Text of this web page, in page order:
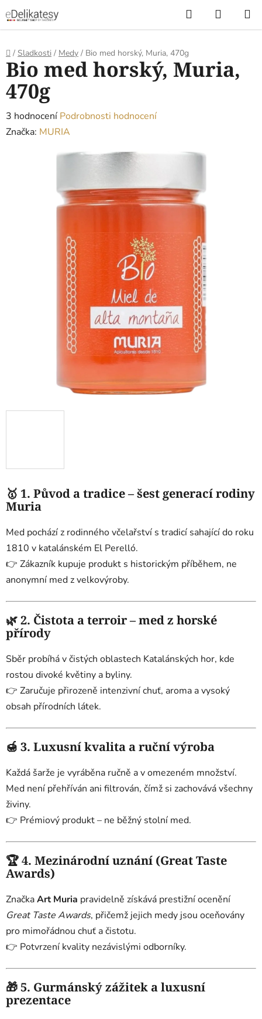
na
obsah
Hledat
KOŠÍK
Domů
/ Sladkosti / Medy / Bio med horský, Muria, 470g
🥇 1. Původ a tradice – šest generací rodiny
Muria
Med pochází z rodinného včelařství s tradicí sahající do roku
1810 v katalánském El Perelló.
👉 Zákazník kupuje produkt s historickým příběhem, ne
anonymní med z velkovýroby.
🌿2. Čistota a terroir – med z horské
přírody
Sběr probíhá v čistých oblastech Katalánských hor, kde
rostou divoké květiny a byliny.
👉 Zaručuje přirozeně intenzivní chuť, aroma a vysoký
obsah přírodních látek.
🍯 3. Luxusní kvalita a ruční výroba
Každá šarže je vyráběna ručně a v omezeném množství.
Med není přehříván ani filtrován, čímž si zachovává všechny
živiny.
👉 Prémiový produkt – ne běžný stolní med.
🏆4. Mezinárodní uznání (Great Taste
Awards)
ZnačkaArt Muria pravidelně získává prestižní ocenění
Great Taste Awards, přičemž jejich medy jsou oceňovány
pro mimořádnou chuť a čistotu.
👉 Potvrzení kvality nezávislými odborníky.
🎁5. Gurmánský zážitek a luxusní
prezentace
Bio med horský, Muria,
470g
Průměrné
hodnocení
3 hodnocení Podrobnosti hodnocení
Značka: MURIA